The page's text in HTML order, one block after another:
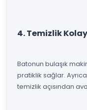
4. Temizlik
Batonun bulaşık
pratiklik sağlar.
temizlik açısından